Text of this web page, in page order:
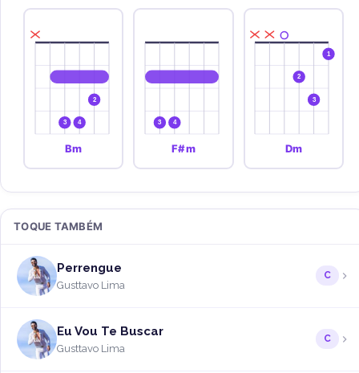
3 4
2
Bm
3 4
F#m
2
3
1
Dm
TOQUE TAMBÉM
Perrengue
Gusttavo Lima
C
Eu Vou Te Buscar
Gusttavo Lima
C